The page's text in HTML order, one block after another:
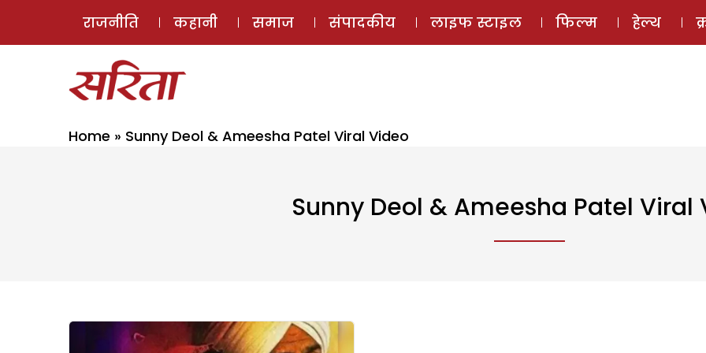
ई-मैगज़ीन
राजनीति कहानी समाज संपादकीय लाइफ स्टाइल फिल्म हेल्थ
Home » Sunny Deol & Ameesha Patel Viral Video
Sunny Deol & Ameesha Patel Viral